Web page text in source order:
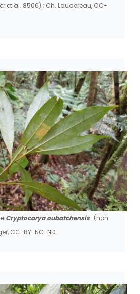
et al. 8506) ; Ch. Laudereau, CC-
Cryptocarya oubatchensis (non
CC-BY-NC-ND.